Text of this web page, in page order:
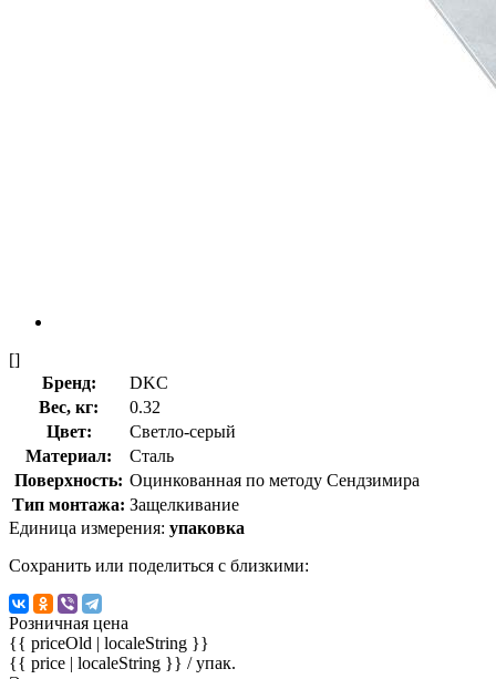
[]
Бренд:
DKC
Вес, кг:
0.32
Цвет:
Светло-серый
Материал:
Сталь
Поверхность: Оцинкованная по методу Сендзимира
Тип монтажа: Защелкивание
Единица измерения: упаковка
Сохранить или поделиться с близкими:
Розничная цена
{{ priceOld | localeString }}
{{ price | localeString }} / упак.